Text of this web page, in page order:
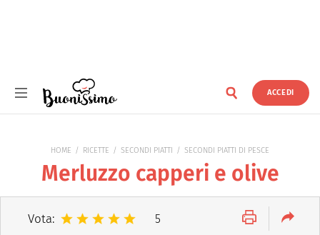
ACCEDI
HOME RICETTE SECONDI PIATTI SECONDI PIATTI DI PESCE
Merluzzo capperi e olive
Vota: 5